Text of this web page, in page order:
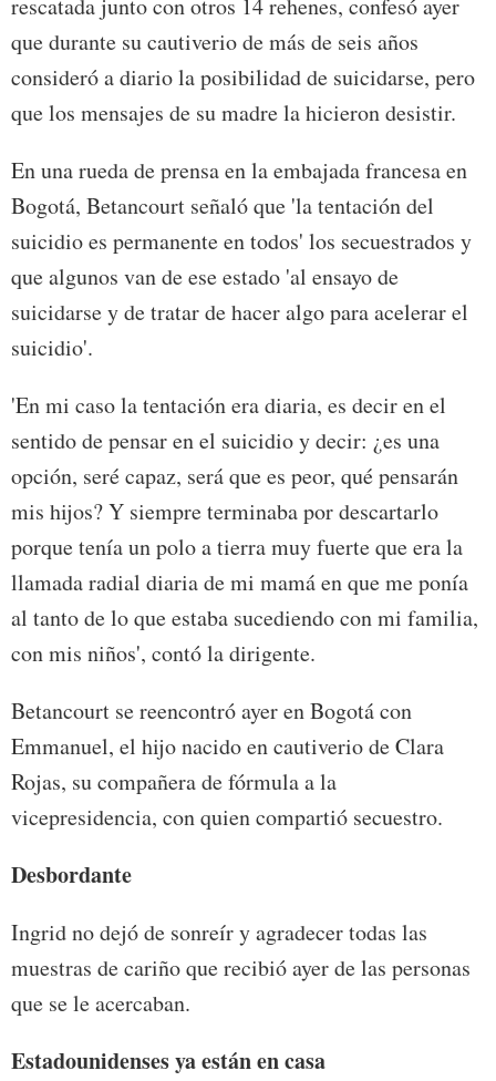
que durante su cautiverio de más de seis años
consideró a diario la posibilidad de suicidarse, pero
que los mensajes de su madre la hicieron desistir.
En una rueda de prensa en la embajada francesa en
Bogotá, Betancourt señaló que 'la tentación del
suicidio es permanente en todos' los secuestrados y
que algunos van de ese estado 'al ensayo de
suicidarse y de tratar de hacer algo para acelerar el
suicidio'.
'En mi caso la tentación era diaria, es decir en el
sentido de pensar en el suicidio y decir: ¿es una
opción, seré capaz, será que es peor, qué pensarán
mis hijos? Y siempre terminaba por descartarlo
porque tenía un polo a tierra muy fuerte que era la
llamada radial diaria de mi mamá en que me ponía
al tanto de lo que estaba sucediendo con mi familia,
con mis niños', contó la dirigente.
Betancourt se reencontró ayer en Bogotá con
Emmanuel, el hijo nacido en cautiverio de Clara
Rojas, su compañera de fórmula a la
vicepresidencia, con quien compartió secuestro.
Desbordante
Ingrid no dejó de sonreír y agradecer todas las
muestras de cariño que recibió ayer de las personas
que se le acercaban.
Estadounidenses ya están en casa